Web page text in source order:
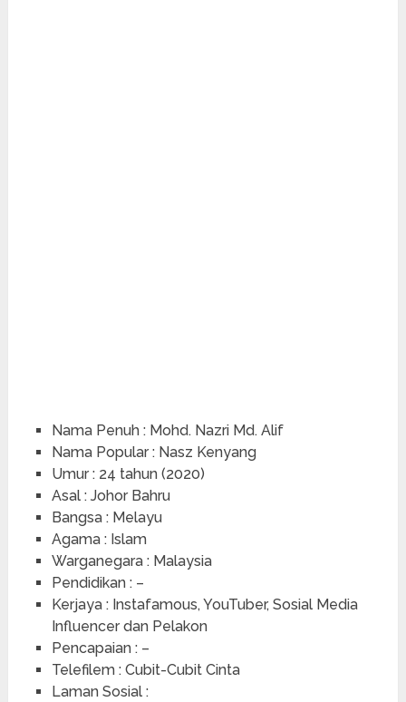
Nama Penuh : Mohd. Nazri Md. Alif
Nama Popular : Nasz Kenyang
Umur : 24 tahun (2020)
Asal : Johor Bahru
Bangsa : Melayu
Agama : Islam
Warganegara : Malaysia
Pendidikan : –
Kerjaya : Instafamous, YouTuber, Sosial Media
Influencer dan Pelakon
Pencapaian : –
Telefilem : Cubit-Cubit Cinta
Laman Sosial :